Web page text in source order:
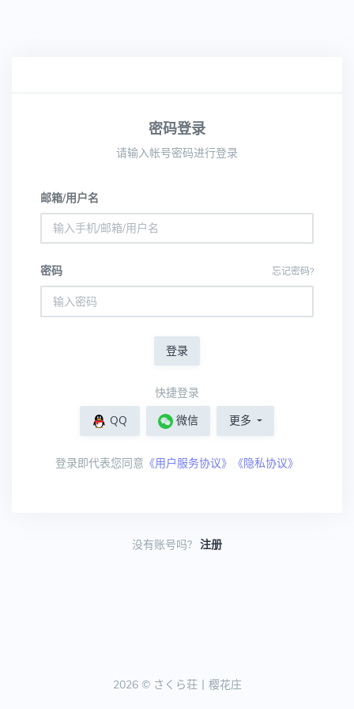
密码登录
请输入帐号密码进行登录
邮箱/用户名
密码 忘记密码?
登录
快捷登录
QQ
微信 更多
登录即代表您同意 《用户服务协议》《隐私协议》
没有账号吗? 注册
2026 © さくら荘丨樱花庄